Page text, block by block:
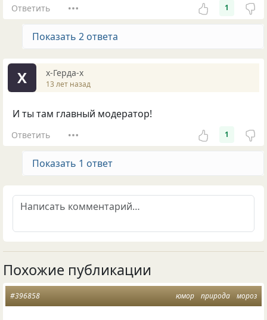
Ответить 1
Показать 2 ответа
Х х-Герда-х
13 лет назад
И ты там главный модератор!
Ответить 1
Показать 1 ответ
Похожие публикации
юмор природа мороз
#396858